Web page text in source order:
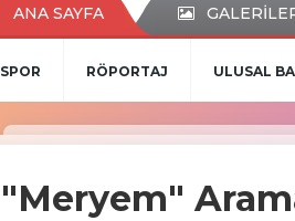
ANA SAYFA
SPOR RÖPORTAJ ULUSAL
"Meryem"